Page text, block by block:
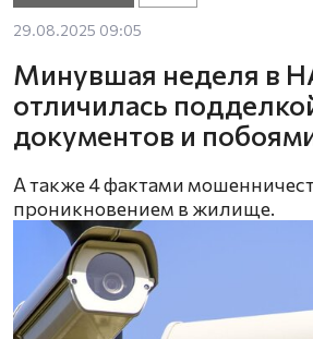
29.08.2025 09:05
Минувшая неделя в
отличилась
документов и
А также 4 фактами
проникновением в жилище.